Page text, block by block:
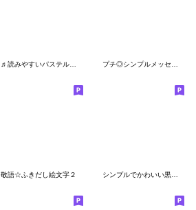
敬語☆ふきだし絵文字２ シンプルでかわいい黒文字(6)〜敬語〜